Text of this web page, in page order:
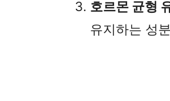
호르몬 균형
유지하는 성